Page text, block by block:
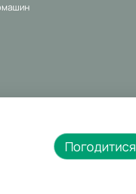
Погодитися